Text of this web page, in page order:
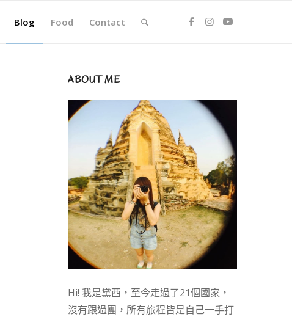
Blog Food Contact
ABOUT ME
Hi! 我是黛西，至今走過了21個國家，
沒有跟過團，所有旅程皆是自己一手打